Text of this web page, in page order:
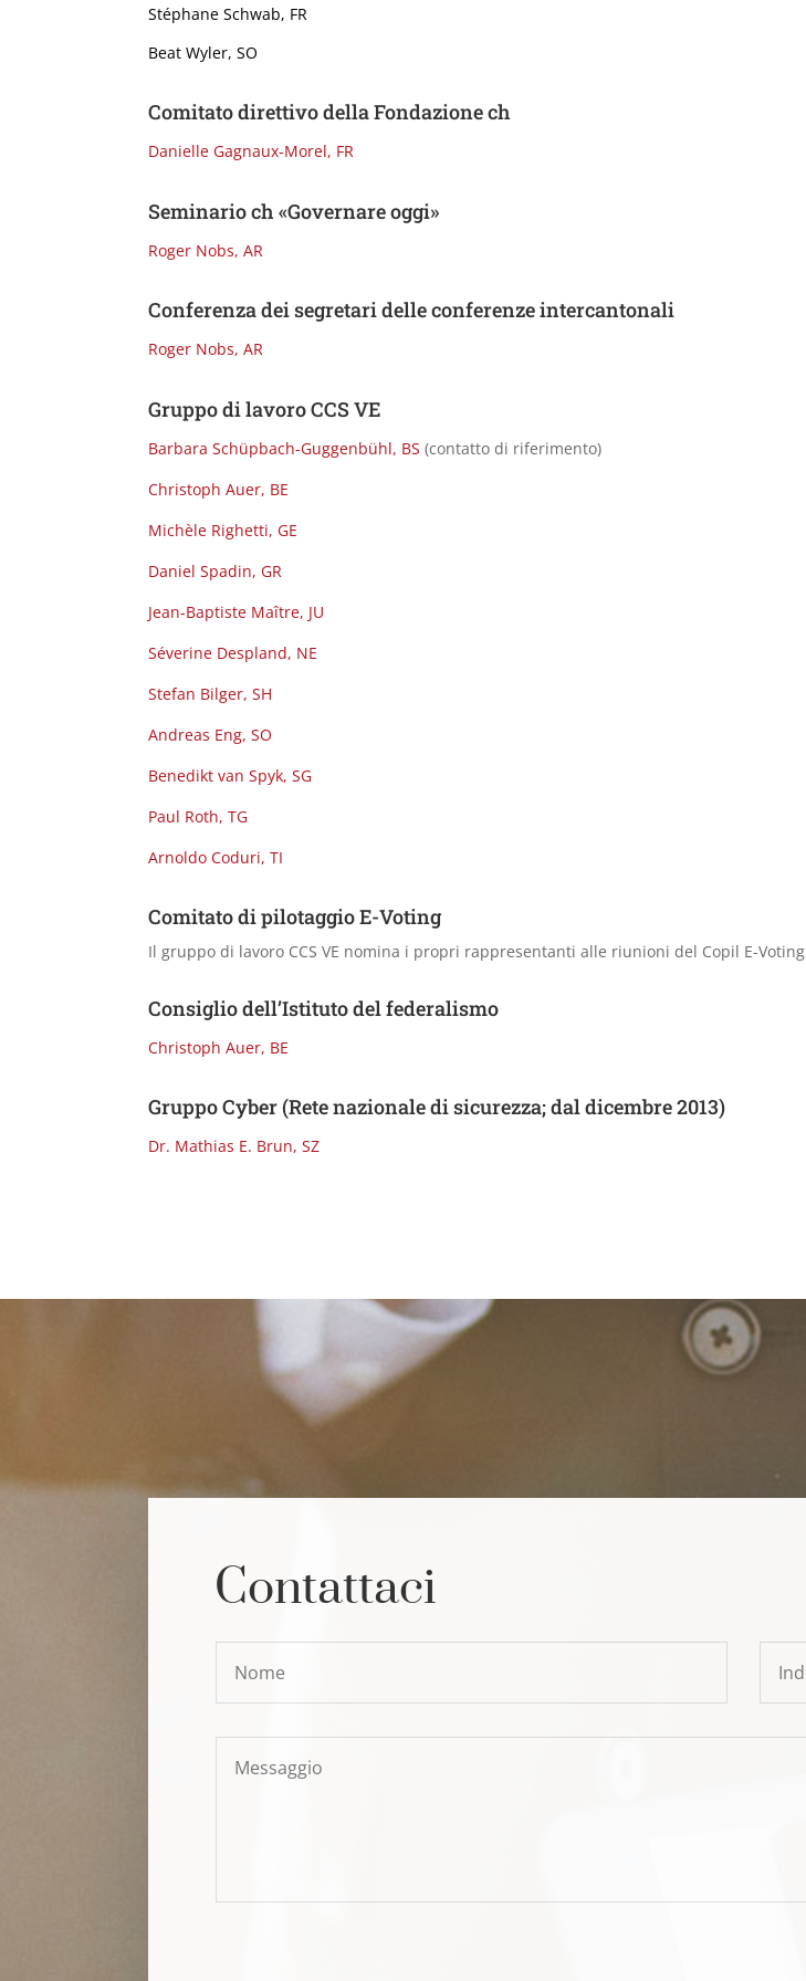
Stéphane Schwab, FR
Beat Wyler, SO
Comitato direttivo della Fondazione ch
Danielle Gagnaux-Morel, FR
Seminario ch «Governare oggi»
Roger Nobs, AR
Conferenza dei segretari delle conferenze intercantonali
Roger Nobs, AR
Gruppo di lavoro CCS VE
Barbara Schüpbach-Guggenbühl, BS (contatto di riferimento)
Christoph Auer, BE
Michèle Righetti, GE
Daniel Spadin, GR
Jean-Baptiste Maître, JU
Séverine Despland, NE
Stefan Bilger, SH
Andreas Eng, SO
Benedikt van Spyk, SG
Paul Roth, TG
Arnoldo Coduri, TI
Comitato di pilotaggio E-Voting
Il gruppo di lavoro CCS VE nomina i propri rappresentanti alle riunioni del Copil E-Voting
Consiglio dell’Istituto del federalismo
Christoph Auer, BE
Gruppo Cyber (Rete nazionale di sicurezza; dal dicembre 2013)
Dr. Mathias E. Brun, SZ
Contattaci